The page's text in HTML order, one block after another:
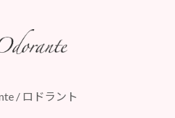
/ ロドラント